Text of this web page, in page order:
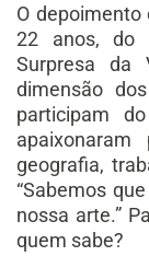
O depoimento
22 anos, do
Surpresa da
dimensão
participam
geografia,
“Sabemos
nossa arte.”
quem sabe?